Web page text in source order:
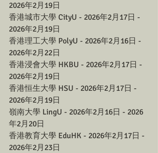
2026年2月19日
香港城市大學 CityU - 2026年2月17日 -
2026年2月19日
香港理工大學 PolyU - 2026年2月16日 -
2026年2月22日
香港浸會大學 HKBU - 2026年2月17日 -
2026年2月19日
香港恒生大學 HSU - 2026年2月17日 -
2026年2月19日
嶺南大學 LingU - 2026年2月16日 - 2026
年2月20日
香港教育大學 EduHK - 2026年2月17日 -
2026年2月23日